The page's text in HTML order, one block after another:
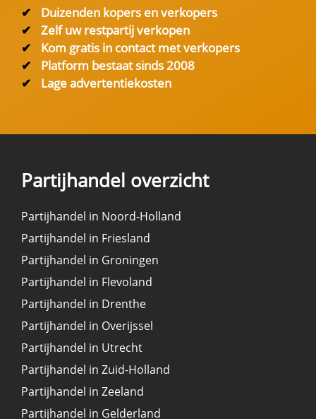
✔
Duizenden kopers en verkopers
✔
Zelf uw restpartij verkopen
✔
Kom gratis in contact met verkopers
✔
Platform bestaat sinds 2008
✔
Lage advertentiekosten
Partijhandel overzicht
Partijhandel in Noord-Holland
Partijhandel in Friesland
Partijhandel in Groningen
Partijhandel in Flevoland
Partijhandel in Drenthe
Partijhandel in Overijssel
Partijhandel in Utrecht
Partijhandel in Zuid-Holland
Partijhandel in Zeeland
Partijhandel in Gelderland